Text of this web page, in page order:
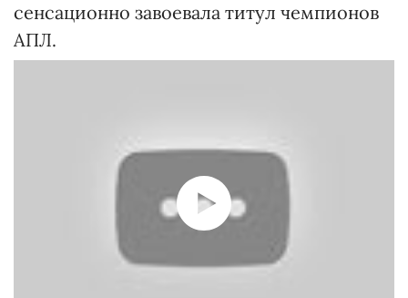
сенсационно завоевала титул чемпионов
АПЛ.